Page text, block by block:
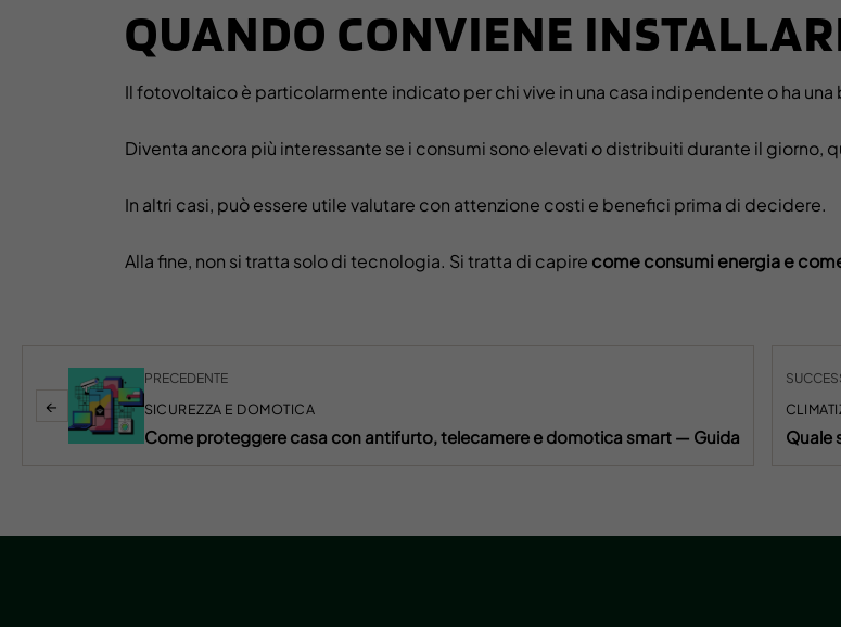
QUANDO CONVIENE
Il fotovoltaico è particolarmente indicato per chi vive in una casa indipendente o ha
Diventa ancora più interessante se i consumi sono elevati o distribuiti durante il giorno,
In altri casi, può essere utile valutare con attenzione costi e benefici prima di decidere.
Alla fine, non si tratta solo di tecnologia. Si tratta di capire come consumi energia e
←
PRECEDENTE
SICUREZZA E DOMOTICA
Come proteggere casa con antifurto, telecamere e domotica smart — Guida Quale